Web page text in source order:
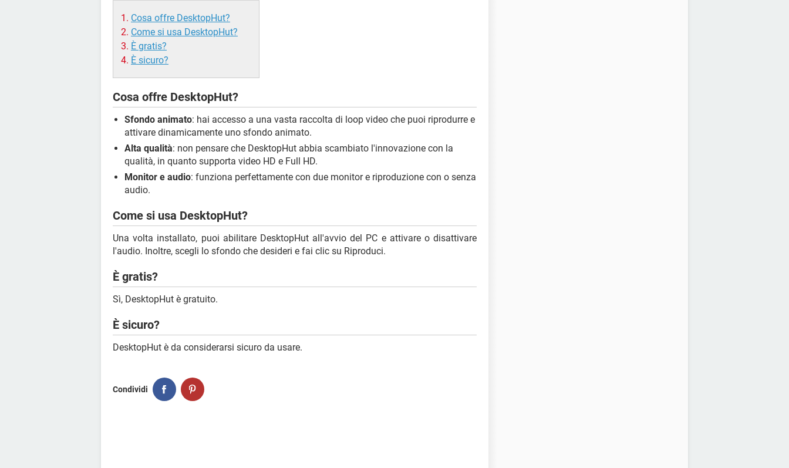
Cosa offre DesktopHut?
Come si usa DesktopHut?
È gratis?
È sicuro?
Cosa offre DesktopHut?
Sfondo animato: hai accesso a una vasta raccolta di loop video che puoi riprodurre e
attivare dinamicamente uno sfondo animato.
Alta qualità: non pensare che DesktopHut abbia scambiato l'innovazione con la
qualità, in quanto supporta video HD e Full HD.
Monitor e audio: funziona perfettamente con due monitor e riproduzione con o senza
audio.
Come si usa DesktopHut?
Una volta installato, puoi abilitare DesktopHut all'avvio del PC e attivare o disattivare
l'audio. Inoltre, scegli lo sfondo che desideri e fai clic su Riproduci.
È gratis?
Sì, DesktopHut è gratuito.
È sicuro?
DesktopHut è da considerarsi sicuro da usare.
Condividi